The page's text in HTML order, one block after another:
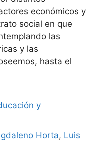
económicos y
social en que
las
y las
hasta el
y
Horta, Luis